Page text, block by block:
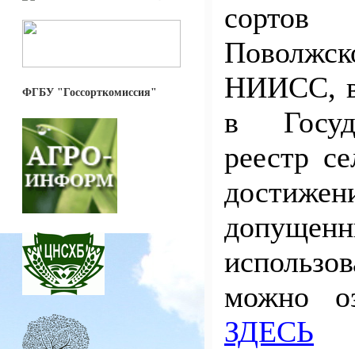
ФГБУ "Госсорткомиссия"
cортов
НИИСС,
в
реестр
можно
ЗДЕСЬ